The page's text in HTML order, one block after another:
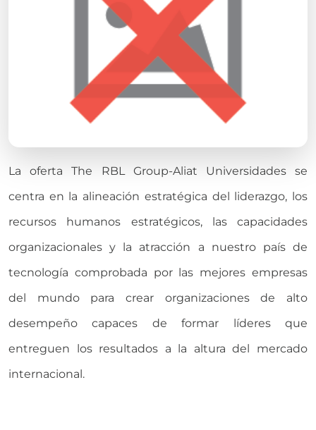
La oferta The RBL Group-Aliat Universidades se
centra en la alineación estratégica del liderazgo, los
recursos humanos estratégicos, las capacidades
organizacionales y la atracción a nuestro país de
tecnología comprobada por las mejores empresas
del mundo para crear organizaciones de alto
desempeño capaces de formar líderes que
entreguen los resultados a la altura del mercado
internacional.